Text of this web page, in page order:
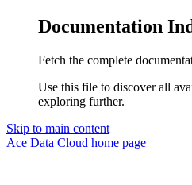
Documentation
Fetch the complete
Use this file to discover all
exploring further.
Skip to main content
Ace Data Cloud home page